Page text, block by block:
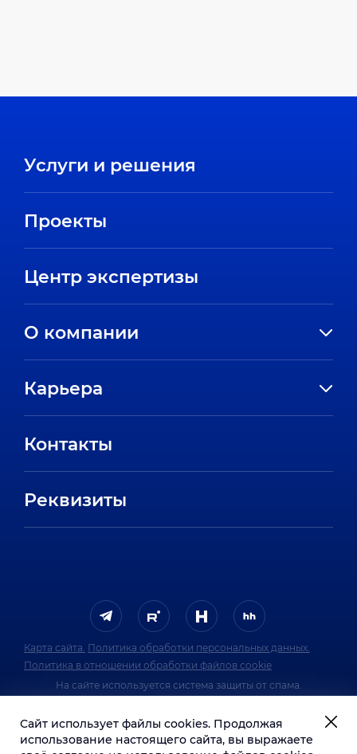
Услуги и решения
Проекты
Центр экспертизы
О компании
Направления
Карьера
Стажировки
Контакты
Реквизиты
Карта сайта. Политика обработки персональных данных.
Политика в отношении обработки файлов cookie
На сайте используется система защиты от спама.
системы защиты от спама.
Сайт использует файлы cookies. Продолжая
использование настоящего сайта, вы выражаете